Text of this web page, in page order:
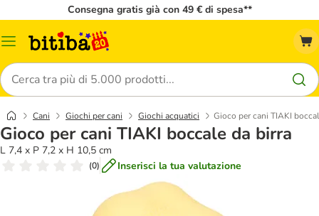
Consegna gratis già con 49 € di spesa**
Overview
Cerca
Cani Giochi per cani Giochi acquatici Gioco per cani TIAKI
Gioco per cani TIAKI boccale da birra
L 7,4 x P 7,2 x H 10,5 cm
(0) Inserisci la tua valutazione